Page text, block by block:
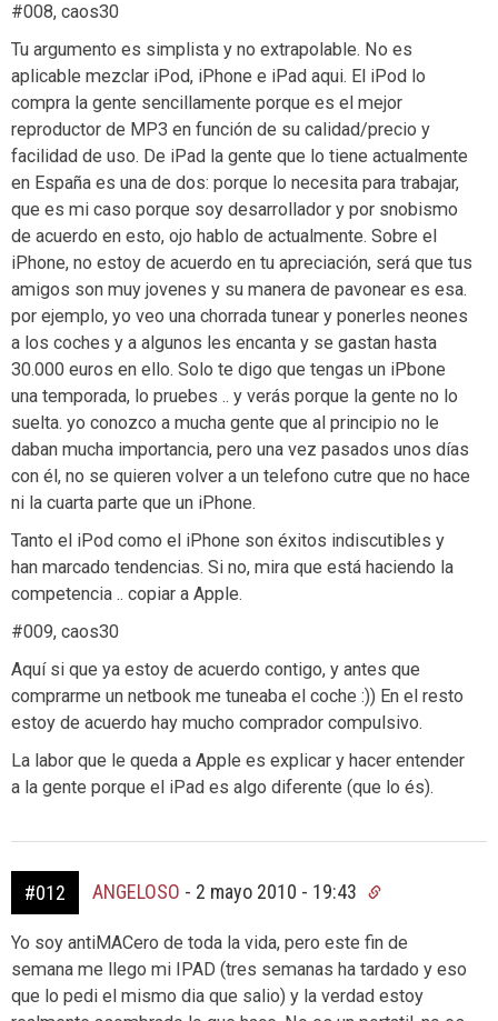
#008, caos30
Tu argumento es simplista y no extrapolable. No es
aplicable mezclar iPod, iPhone e iPad aqui. El iPod lo
compra la gente sencillamente porque es el mejor
reproductor de MP3 en función de su calidad/precio y
facilidad de uso. De iPad la gente que lo tiene actualmente
en España es una de dos: porque lo necesita para trabajar,
que es mi caso porque soy desarrollador y por snobismo
de acuerdo en esto, ojo hablo de actualmente. Sobre el
iPhone, no estoy de acuerdo en tu apreciación, será que tus
amigos son muy jovenes y su manera de pavonear es esa.
por ejemplo, yo veo una chorrada tunear y ponerles neones
a los coches y a algunos les encanta y se gastan hasta
30.000 euros en ello. Solo te digo que tengas un iPbone
una temporada, lo pruebes .. y verás porque la gente no lo
suelta. yo conozco a mucha gente que al principio no le
daban mucha importancia, pero una vez pasados unos días
con él, no se quieren volver a un telefono cutre que no hace
ni la cuarta parte que un iPhone.
Tanto el iPod como el iPhone son éxitos indiscutibles y
han marcado tendencias. Si no, mira que está haciendo la
competencia .. copiar a Apple.
#009, caos30
Aquí si que ya estoy de acuerdo contigo, y antes que
comprarme un netbook me tuneaba el coche :)) En el resto
estoy de acuerdo hay mucho comprador compulsivo.
La labor que le queda a Apple es explicar y hacer entender
a la gente porque el iPad es algo diferente (que lo és).
#012 ANGELOSO - 2 mayo 2010 - 19:43
Yo soy antiMACero de toda la vida, pero este fin de
semana me llego mi IPAD (tres semanas ha tardado y eso
que lo pedi el mismo dia que salio) y la verdad estoy